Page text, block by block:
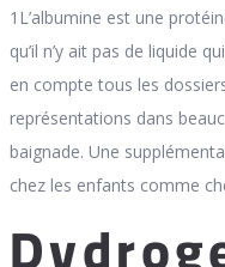
1L’albumine est une
qu’il n’y ait pas de liquide
en compte tous les
représentations dans
baignade. Une
chez les enfants comme